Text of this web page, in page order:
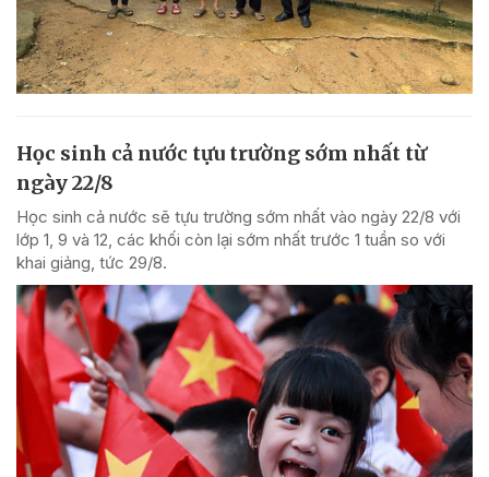
Học sinh cả nước tựu trường sớm nhất từ
ngày 22/8
Học sinh cả nước sẽ tựu trường sớm nhất vào ngày 22/8 với
lớp 1, 9 và 12, các khối còn lại sớm nhất trước 1 tuần so với
khai giảng, tức 29/8.